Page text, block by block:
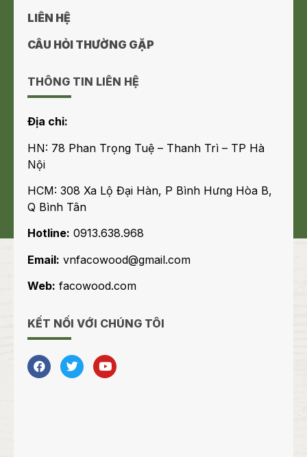
LIÊN HỆ
CÂU HỎI THƯỜNG GẶP
THÔNG TIN LIÊN HỆ
Địa chỉ:
HN: 78 Phan Trọng Tuệ – Thanh Trì – TP Hà
Nội
HCM: 308 Xa Lộ Đại Hàn, P Bình Hưng Hòa B,
Q Bình Tân
Hotline: 0913.638.968
Email: vnfacowood@gmail.com
Web: facowood.com
KẾT NỐI VỚI CHÚNG TÔI